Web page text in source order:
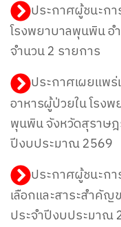
ประกาศผู้ชนะก
โรงพยาบาลพุนพิน อ
จำนวน 2 รายการ
ประกาศเผยแพ
อาหารผู้ป่วยใน โรง
พุนพิน จังหวัดสุราษฎ
ปีงบประมาณ 2569
ประกาศผู้ชนะก
เลือกและสาระสำคั
ประจำปีงบประมาณ